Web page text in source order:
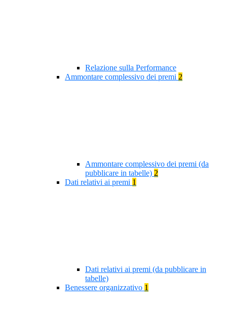
Relazione sulla Performance
Ammontare complessivo dei premi 2
Ammontare complessivo dei premi (da
pubblicare in tabelle) 2
Dati relativi ai premi 1
Dati relativi ai premi (da pubblicare in
tabelle)
Benessere organizzativo 1